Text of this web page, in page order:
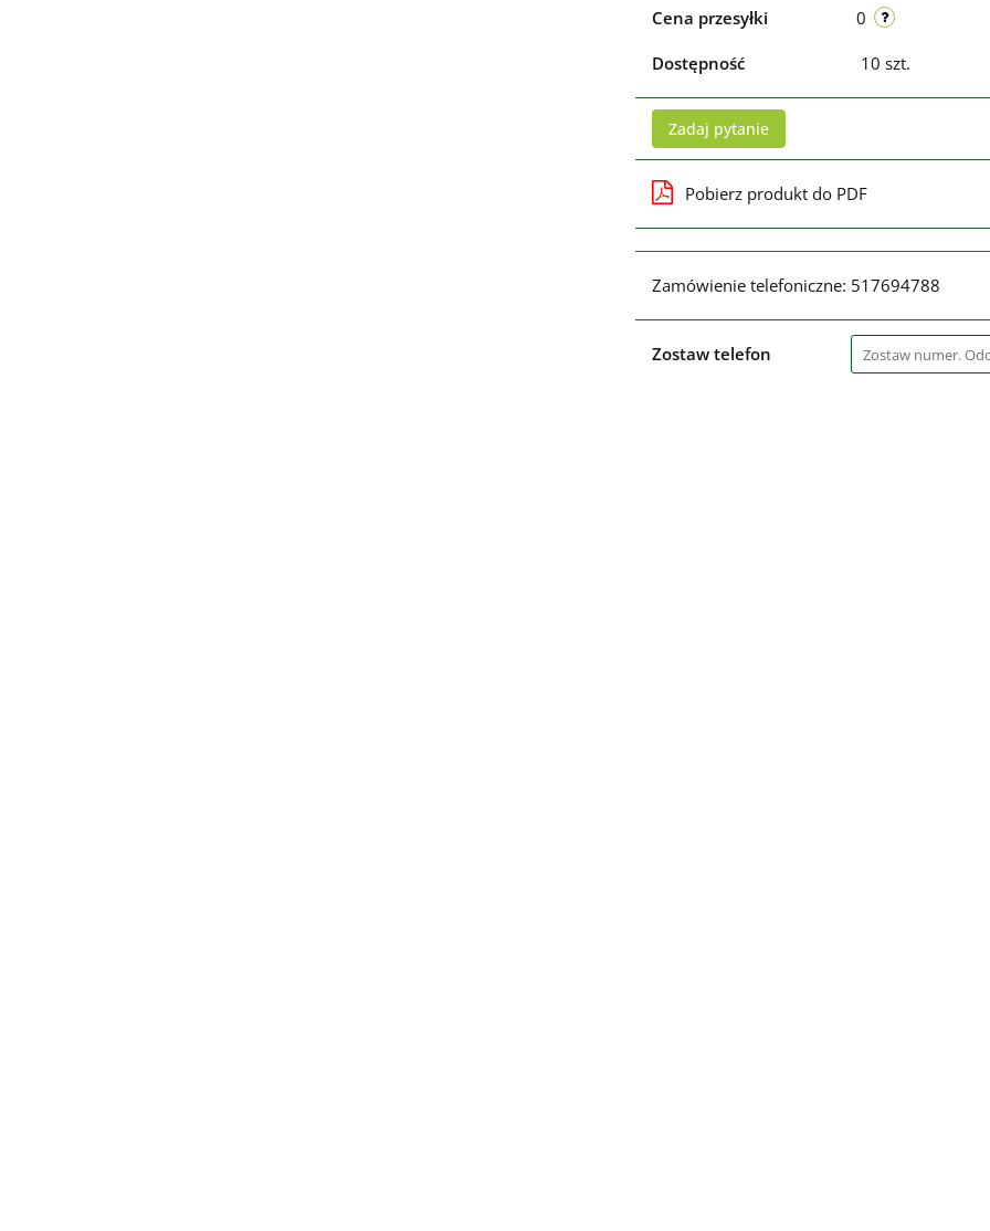
Cena przesyłki 0
Dostępność 10 szt.
Zadaj pytanie
Pobierz produkt do PDF
Zamówienie telefoniczne: 517694788
Zostaw telefon